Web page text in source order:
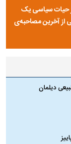
حیات سیاسی یک
از آخرین مصاحبه‌ی
دیلمان